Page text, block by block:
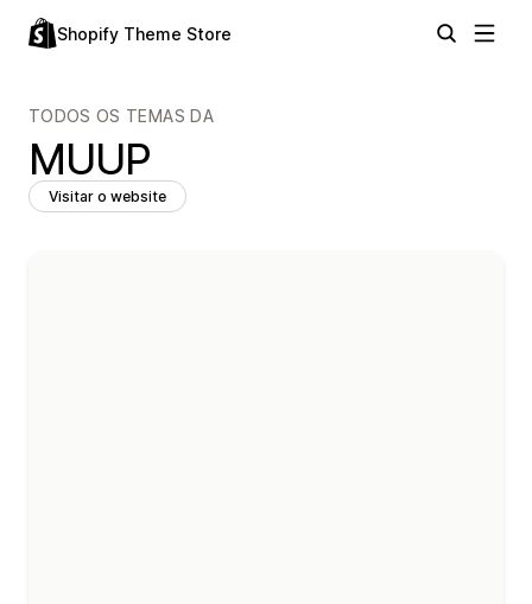
Shopify Theme Store
TODOS OS TEMAS DA
MUUP
Visitar o website